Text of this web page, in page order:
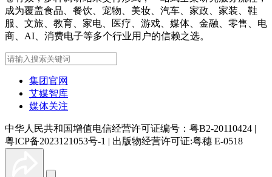
成为覆盖食品、餐饮、宠物、美妆、汽车、家政、家装、鞋
服、文旅、教育、家电、医疗、游戏、媒体、金融、零售、电
商、AI、消费电子等多个行业用户的信赖之选。
集团官网
艾媒智库
媒体关注
中华人民共和国增值电信经营许可证编号：粤B2-20110424 |
粤ICP备2023121053号-1 | 出版物经营许可证:粤穗 E-0518